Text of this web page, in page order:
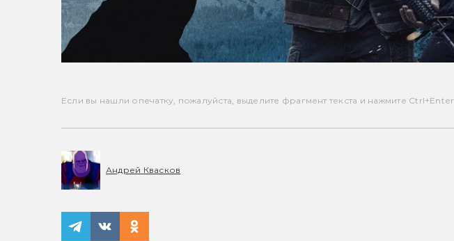
Если вы нашли опечатку, пожалуйста, выделите фрагмент текста и нажмите Ctrl+Enter.
Андрей Квасков